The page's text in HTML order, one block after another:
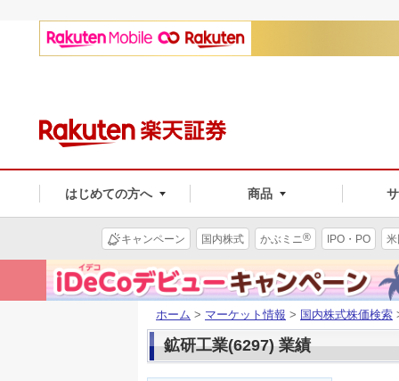
はじめての方へ 商品
キャンペーン 国内株式 かぶミニ® IPO・PO
ホーム > マーケット情報 > 国内株式株価検索
鉱研工業(6297) 業績